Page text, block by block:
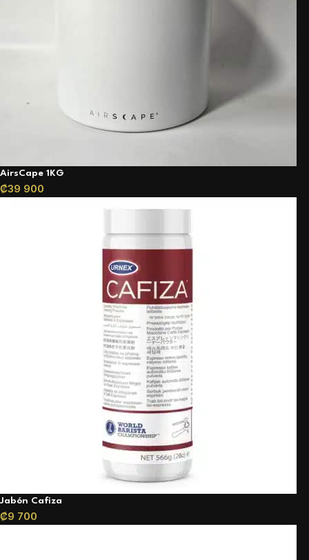
AirsCape 1KG
₡39 900
Jabón Cafiza
₡9 700